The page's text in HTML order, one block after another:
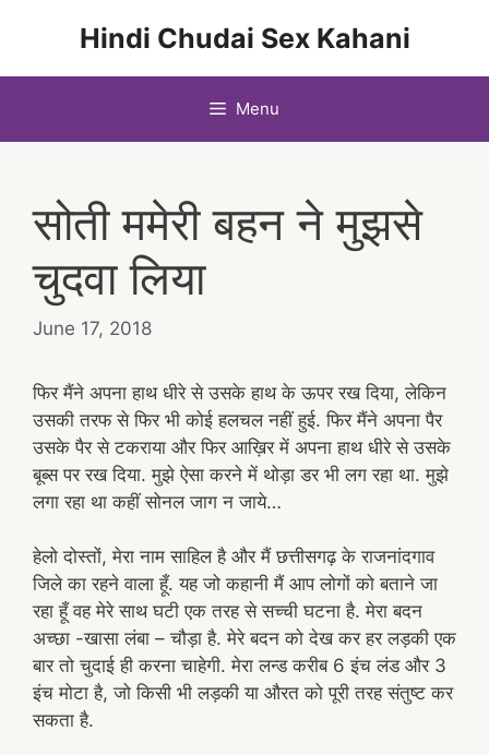
Hindi Chudai Sex Kahani
Menu
सोती ममेरी बहन ने मुझसे
चुदवा लिया
June 17, 2018
फिर मैंने अपना हाथ धीरे से उसके हाथ के ऊपर रख दिया, लेकिन
उसकी तरफ से फिर भी कोई हलचल नहीं हुई. फिर मैंने अपना पैर
उसके पैर से टकराया और फिर आख़िर में अपना हाथ धीरे से उसके
बूब्स पर रख दिया. मुझे ऐसा करने में थोड़ा डर भी लग रहा था. मुझे
लगा रहा था कहीं सोनल जाग न जाये…
हेलो दोस्तों, मेरा नाम साहिल है और मैं छत्तीसगढ़ के राजनांदगाव
जिले का रहने वाला हूँ. यह जो कहानी मैं आप लोगों को बताने जा
रहा हूँ वह मेरे साथ घटी एक तरह से सच्ची घटना है. मेरा बदन
अच्छा -खासा लंबा – चौड़ा है. मेरे बदन को देख कर हर लड़की एक
बार तो चुदाई ही करना चाहेगी. मेरा लन्ड करीब 6 इंच लंड और 3
इंच मोटा है, जो किसी भी लड़की या औरत को पूरी तरह संतुष्ट कर
सकता है.